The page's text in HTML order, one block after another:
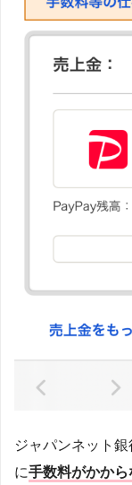
ジャパンネット
に手数料がかか